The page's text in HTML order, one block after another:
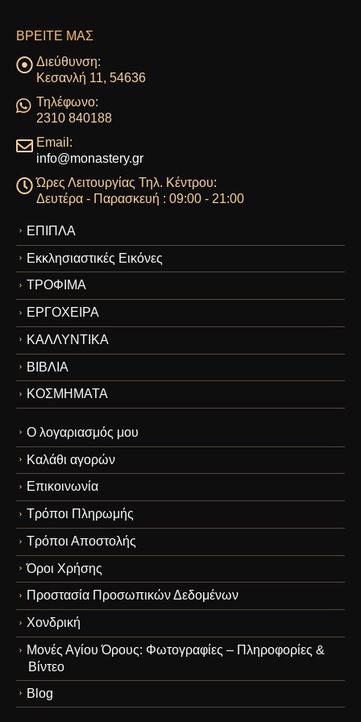
ΒΡΕΊΤΕ ΜΑΣ
Διεύθυνση:
Κεσανλή 11, 54636
Τηλέφωνο:
2310 840188
Email:
info@monastery.gr
Ώρες Λειτουργίας Τηλ. Κέντρου:
Δευτέρα - Παρασκευή : 09:00 - 21:00
ΕΠΙΠΛΑ
Εκκλησιαστικές Εικόνες
ΤΡΟΦΙΜΑ
ΕΡΓΟΧΕΙΡΑ
ΚΑΛΛΥΝΤΙΚΑ
ΒΙΒΛΙΑ
ΚΟΣΜΗΜΑΤΑ
Ο λογαριασμός μου
Καλάθι αγορών
Επικοινωνία
Τρόποι Πληρωμής
Τρόποι Αποστολής
Όροι Χρήσης
Προστασία Προσωπικών Δεδομένων
Χονδρική
Μονές Αγίου Όρους: Φωτογραφίες – Πληροφορίες &
Βίντεο
Blog